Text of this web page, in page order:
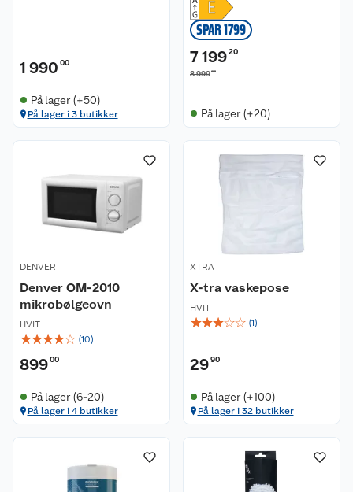
1 990 00
På lager (+50)
På lager i 3 butikker
SPAR 1799
7 19920
8 99900
På lager (+20)
DENVER
Denver OM-2010
mikrobølgeovn
HVIT
☆☆☆☆☆ (10)
89900
På lager (6-20)
På lager i 4 butikker
XTRA
X-tra vaskepose
HVIT
☆☆☆☆☆ (1)
2990
På lager (+100)
På lager i 32 butikker